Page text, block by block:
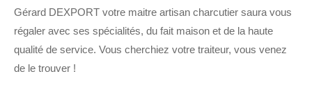
Gérard DEXPORT votre maitre artisan charcutier saura vous
régaler avec ses spécialités, du fait maison et de la haute
qualité de service. Vous cherchiez votre traiteur, vous venez
de le trouver !